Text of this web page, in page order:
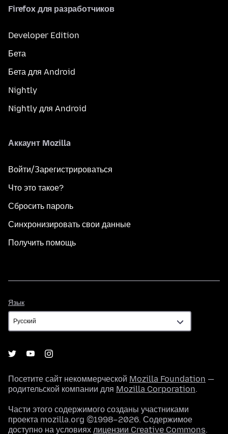
Firefox для разработчиков
Developer Edition
Бета
Бета для Android
Nightly
Nightly для Android
Аккаунт Mozilla
Войти/Зарегистрироваться
Что это такое?
Сбросить пароль
Синхронизировать свои данные
Получить помощь
Язык
Посетите сайт некоммерческой Mozilla Foundation —
родительской компании для Mozilla Corporation.
Части этого содержимого созданы участниками
проекта mozilla.org ©1998–2026. Содержимое
доступно на условиях лицензии Creative Commons.